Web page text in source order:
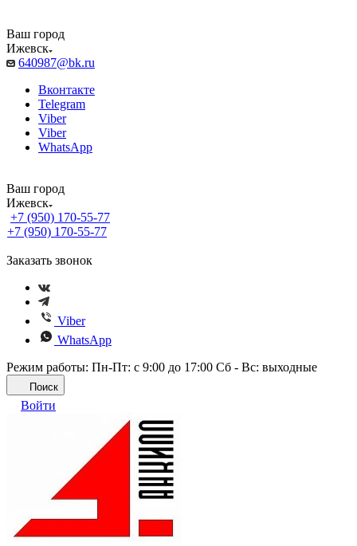
Ваш город
Ижевск
640987@bk.ru
Вконтакте
Telegram
Viber
Viber
WhatsApp
Ваш город
Ижевск
+7 (950) 170-55-77
+7 (950) 170-55-77
Заказать звонок
Viber
WhatsApp
Режим работы: Пн-Пт: с 9:00 до 17:00 Сб - Вс: выходные
Поиск
Войти